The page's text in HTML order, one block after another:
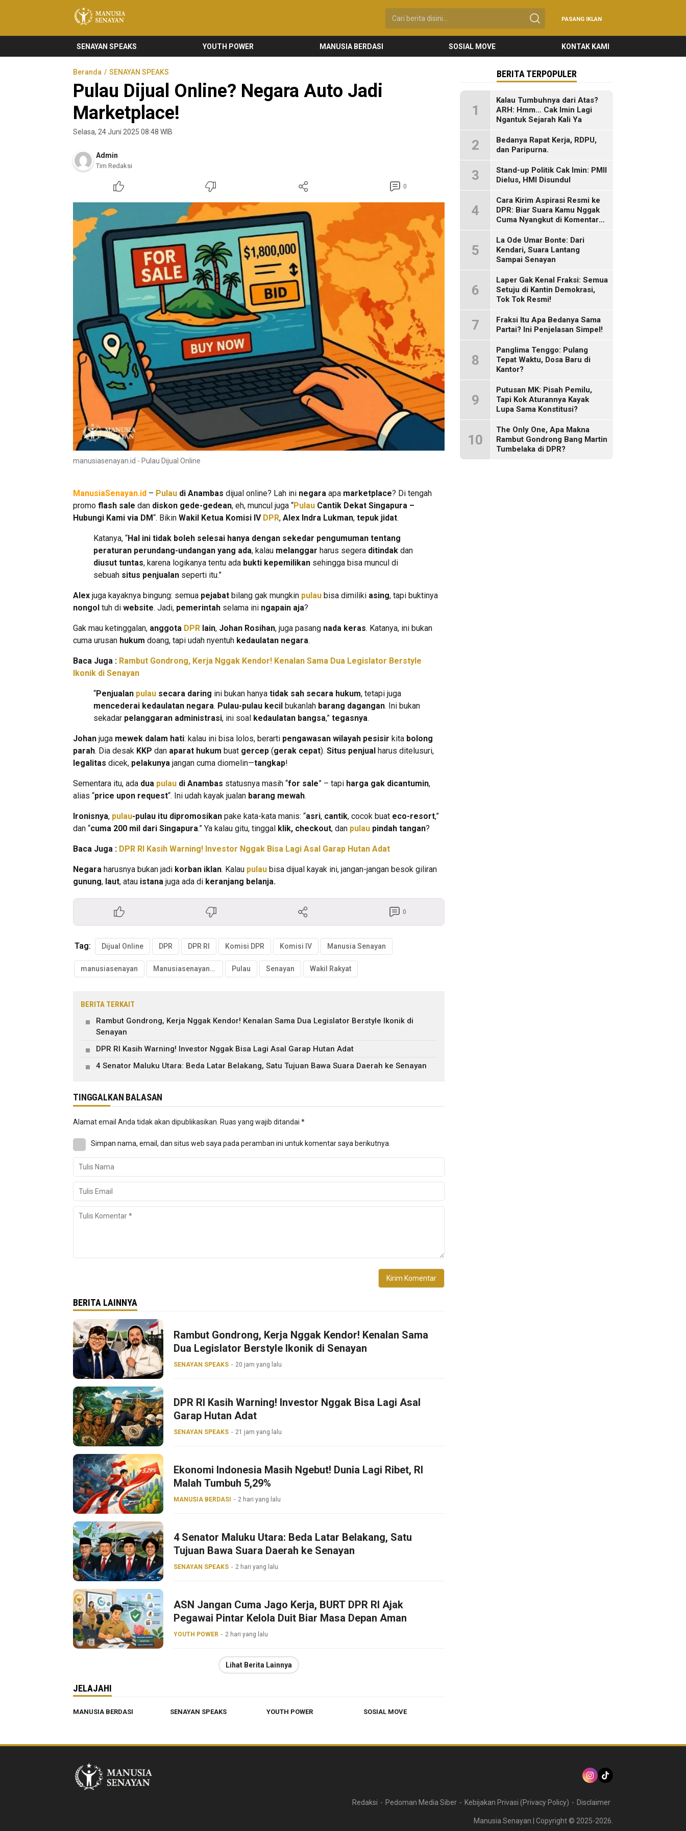
Manusia Senayan
Manusia Bicara, Senayan Bersuara
PASANG IKLAN
SENAYAN SPEAKS YOUTH POWER MANUSIA BERDASI SOSIAL MOVE KONTAK KAMI
Beranda SENAYAN SPEAKS
Pulau Dijual Online? Negara Auto Jadi
Marketplace!
Selasa, 24 Juni 2025 08:48 WIB
Admin
Tim Redaksi
0
manusiasenayan.id - Pulau Dijual Online
ManusiaSenayan.id – Pulau di Anambas dijual online? Lah ini negara apa marketplace? Di tengah
promo flash sale dan diskon gede-gedean, eh, muncul juga “Pulau Cantik Dekat Singapura –
Hubungi Kami via DM“. Bikin Wakil Ketua Komisi IV DPR, Alex Indra Lukman, tepuk jidat.
Katanya, “Hal ini tidak boleh selesai hanya dengan sekedar pengumuman tentang
peraturan perundang-undangan yang ada, kalau melanggar harus segera ditindak dan
diusut tuntas, karena logikanya tentu ada bukti kepemilikan sehingga bisa muncul di
sebuah situs penjualan seperti itu.”
Alex juga kayaknya bingung: semua pejabat bilang gak mungkin pulau bisa dimiliki asing, tapi buktinya
nongol tuh di website. Jadi, pemerintah selama ini ngapain aja?
Gak mau ketinggalan, anggota DPR lain, Johan Rosihan, juga pasang nada keras. Katanya, ini bukan
cuma urusan hukum doang, tapi udah nyentuh kedaulatan negara.
Baca Juga : Rambut Gondrong, Kerja Nggak Kendor! Kenalan Sama Dua Legislator Berstyle
Ikonik di Senayan
“Penjualan pulau secara daring ini bukan hanya tidak sah secara hukum, tetapi juga
mencederai kedaulatan negara. Pulau-pulau kecil bukanlah barang dagangan. Ini bukan
sekadar pelanggaran administrasi, ini soal kedaulatan bangsa,” tegasnya.
Johan juga mewek dalam hati: kalau ini bisa lolos, berarti pengawasan wilayah pesisir kita bolong
parah. Dia desak KKP dan aparat hukum buat gercep (gerak cepat). Situs penjual harus ditelusuri,
legalitas dicek, pelakunya jangan cuma diomelin—tangkap!
Sementara itu, ada dua pulau di Anambas statusnya masih “for sale” – tapi harga gak dicantumin,
alias “price upon request“. Ini udah kayak jualan barang mewah.
Ironisnya, pulau-pulau itu dipromosikan pake kata-kata manis: “asri, cantik, cocok buat eco-resort,”
dan “cuma 200 mil dari Singapura.” Ya kalau gitu, tinggal klik, checkout, dan pulau pindah tangan?
Baca Juga : DPR RI Kasih Warning! Investor Nggak Bisa Lagi Asal Garap Hutan Adat
Negara harusnya bukan jadi korban iklan. Kalau pulau bisa dijual kayak ini, jangan-jangan besok giliran
gunung, laut, atau istana juga ada di keranjang belanja.
0
Tag: Dijual Online DPR DPR RI Komisi DPR Komisi IV Manusia Senayan
manusiasenayan Manusiasenayan.id Pulau Senayan Wakil Rakyat
BERITA TERKAIT
Rambut Gondrong, Kerja Nggak Kendor! Kenalan Sama Dua Legislator Berstyle Ikonik di
Senayan
DPR RI Kasih Warning! Investor Nggak Bisa Lagi Asal Garap Hutan Adat
4 Senator Maluku Utara: Beda Latar Belakang, Satu Tujuan Bawa Suara Daerah ke Senayan
TINGGALKAN BALASAN
Alamat email Anda tidak akan dipublikasikan. Ruas yang wajib ditandai *
Simpan nama, email, dan situs web saya pada peramban ini untuk komentar saya berikutnya.
BERITA LAINNYA
Rambut Gondrong, Kerja Nggak Kendor! Kenalan Sama
Dua Legislator Berstyle Ikonik di Senayan
SENAYAN SPEAKS 20 jam yang lalu
DPR RI Kasih Warning! Investor Nggak Bisa Lagi Asal
Garap Hutan Adat
SENAYAN SPEAKS 21 jam yang lalu
Ekonomi Indonesia Masih Ngebut! Dunia Lagi Ribet, RI
Malah Tumbuh 5,29%
MANUSIA BERDASI 2 hari yang lalu
4 Senator Maluku Utara: Beda Latar Belakang, Satu
Tujuan Bawa Suara Daerah ke Senayan
SENAYAN SPEAKS 2 hari yang lalu
ASN Jangan Cuma Jago Kerja, BURT DPR RI Ajak
Pegawai Pintar Kelola Duit Biar Masa Depan Aman
YOUTH POWER 2 hari yang lalu
Lihat Berita Lainnya
JELAJAHI
MANUSIA BERDASI SENAYAN SPEAKS YOUTH POWER SOSIAL MOVE
BERITA TERPOPULER
1
Kalau Tumbuhnya dari Atas?
ARH: Hmm… Cak Imin Lagi
Ngantuk Sejarah Kali Ya
2
Bedanya Rapat Kerja, RDPU,
dan Paripurna.
3
Stand-up Politik Cak Imin: PMII
Dielus, HMI Disundul
4
Cara Kirim Aspirasi Resmi ke
DPR: Biar Suara Kamu Nggak
Cuma Nyangkut di Komentar
5
La Ode Umar Bonte: Dari
Kendari, Suara Lantang
Sampai Senayan
6
Laper Gak Kenal Fraksi: Semua
Setuju di Kantin Demokrasi,
Tok Tok Resmi!
7
Fraksi Itu Apa Bedanya Sama
Partai? Ini Penjelasan Simpel!
8
Panglima Tenggo: Pulang
Tepat Waktu, Dosa Baru di
Kantor?
9
Putusan MK: Pisah Pemilu,
Tapi Kok Aturannya Kayak
Lupa Sama Konstitusi?
10
The Only One, Apa Makna
Rambut Gondrong Bang Martin
Tumbelaka di DPR?
Redaksi Pedoman Media Siber Kebijakan Privasi (Privacy Policy) Disclaimer
Manusia Senayan | Copyright © 2025-2026.